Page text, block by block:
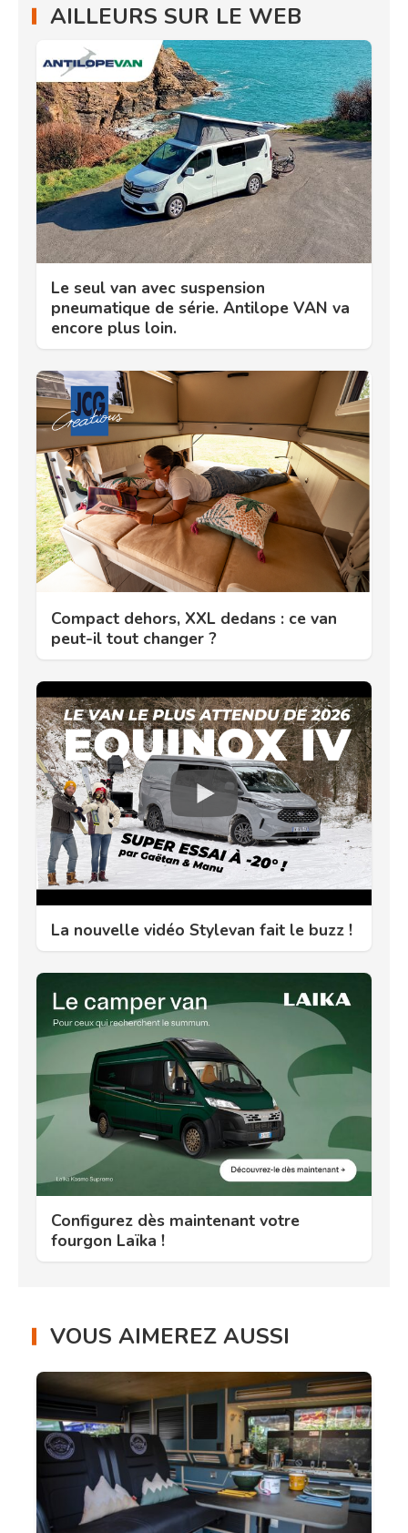
AILLEURS SUR LE WEB
Le seul van avec suspension
pneumatique de série. Antilope VAN va
encore plus loin.
Compact dehors, XXL dedans : ce van
peut-il tout changer ?
La nouvelle vidéo Stylevan fait le buzz !
Configurez dès maintenant votre
fourgon Laïka !
VOUS AIMEREZ AUSSI